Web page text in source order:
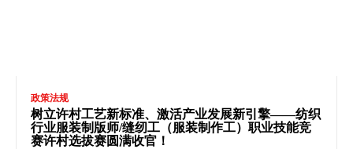
政策法规
树立许村工艺新标准、激活产业发展新引擎——纺织
行业服装制版师/缝纫工（服装制作工）职业技能竞
赛许村选拔赛圆满收官！